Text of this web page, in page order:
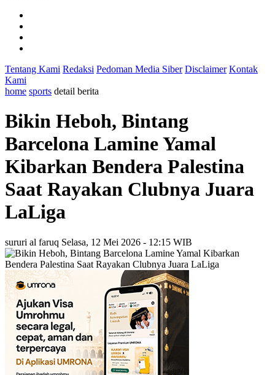
Tentang Kami Redaksi Pedoman Media Siber Disclaimer Kontak
Kami
home sports detail berita
Bikin Heboh, Bintang
Barcelona Lamine Yamal
Kibarkan Bendera Palestina
Saat Rayakan Clubnya Juara
LaLiga
sururi al faruq Selasa, 12 Mei 2026 - 12:15 WIB